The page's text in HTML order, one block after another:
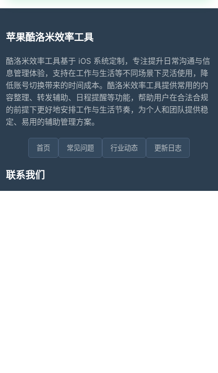
苹果酷洛米效率工具
酷洛米效率工具基于 iOS 系统定制，专注提升日常沟通与信
息管理体验，支持在工作与生活等不同场景下灵活使用，降
低账号切换带来的时间成本。酷洛米效率工具提供常用的内
容整理、转发辅助、日程提醒等功能，帮助用户在合法合规
的前提下更好地安排工作与生活节奏，为个人和团队提供稳
定、易用的辅助管理方案。
首页 常见问题 行业动态 更新日志
联系我们